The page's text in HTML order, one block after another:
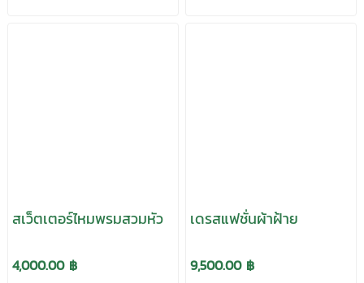
สเว็ตเตอร์ไหมพรมสวมหัว
4,000.00 ฿
เดรสแฟชั่นผ้าฝ้าย
9,500.00 ฿